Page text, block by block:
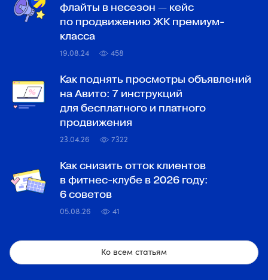
флайты в несезон — кейс
по продвижению ЖК премиум-
класса
19.08.24 458
Как поднять просмотры объявлений
на Авито: 7 инструкций
для бесплатного и платного
продвижения
23.04.26 7322
Как снизить отток клиентов
в фитнес-клубе в 2026 году:
6 советов
05.08.26 41
Ко всем статьям